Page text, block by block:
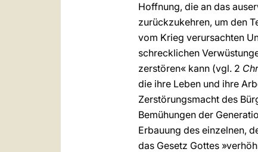
Hoffnung, die an das
zurückzukehren, um den
vom Krieg verursachten
schrecklichen
zerstören« kann (vgl. 2 Chr
die ihre Leben und ihre
Zerstörungsmacht des
Bemühungen der
Erbauung des einzelnen,
das Gesetz Gottes